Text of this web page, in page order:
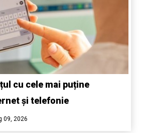
cu cele mai puține
și telefonie
09, 2026